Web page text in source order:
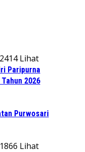
2414 Lihat
Paripurna
2026
Purwosari
1866 Lihat